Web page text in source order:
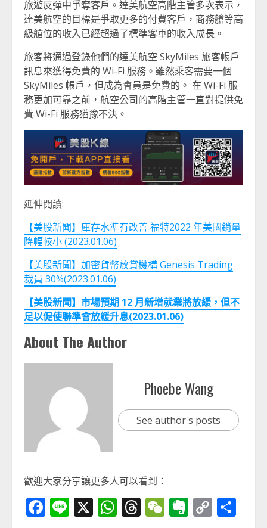
旅遊反彈中爭奪客戶。達美航空高階主管多次表示，
達美航空的目標是爭取更多的付費客戶，商務艙等高
級艙位的收入已經超過了標準客車的收入成長。
旅客將通過登錄他們的達美航空 SkyMiles 旅客帳戶
訊息來獲得免費的 Wi-Fi 服務。雖然乘客需要一個
SkyMiles 帳戶，但成為會員是免費的。 在 Wi-Fi 服
務更加可靠之前，航空公司的高階主管一直對提供免
費 Wi-Fi 服務猶豫不決。
延伸閱讀:
【美股新聞】庫存水準有改善 福特2022 年美國銷量
降幅較小 (2023.01.06)
【美股新聞】加密貨幣放貸機構 Genesis Trading
裁員 30%(2023.01.06)
【美股新聞】市場預期 12 月新增就業將放緩，但不
足以促使聯準會放緩升息(2023.01.06)
About The Author
Phoebe Wang
See author's posts
歡迎大家分享讓更多人可以看到：
Facebook
Line
X WhatsApp
Threads
WeChat
Evernote
Copy